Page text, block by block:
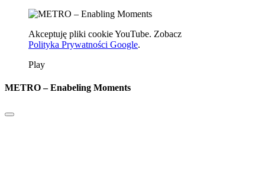
Akceptuję pliki cookie YouTube. Zobacz
Polityka Prywatności Google.
Play
METRO – Enabeling Moments